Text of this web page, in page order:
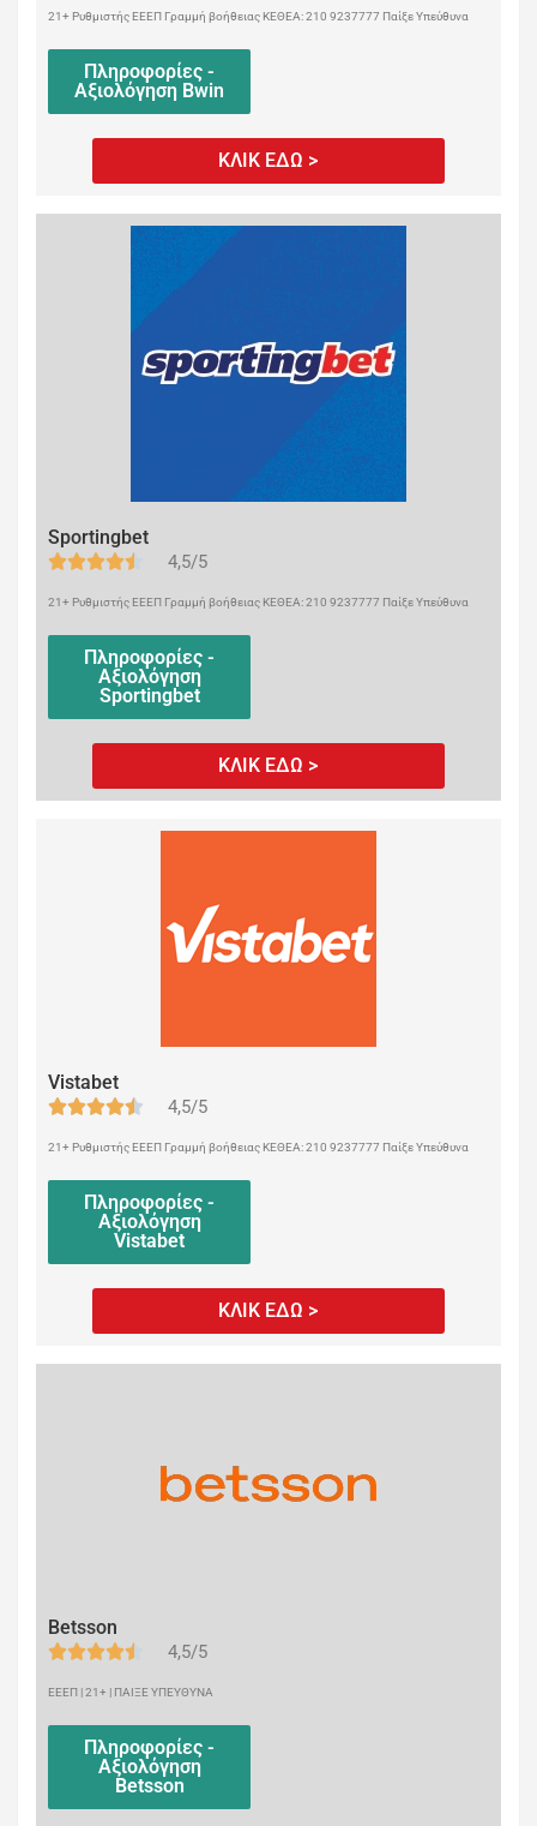
21+ Ρυθμιστής ΕΕΕΠ Γραμμή βοήθειας ΚΕΘΕΑ: 210 9237777 Παίξε Υπεύθυνα
Πληροφορίες -
Αξιολόγηση Bwin
ΚΛΙΚ ΕΔΩ >
Sportingbet
4,5/5
21+ Ρυθμιστής ΕΕΕΠ Γραμμή βοήθειας ΚΕΘΕΑ: 210 9237777 Παίξε Υπεύθυνα
Πληροφορίες -
Αξιολόγηση
Sportingbet
ΚΛΙΚ ΕΔΩ >
Vistabet
4,5/5
21+ Ρυθμιστής ΕΕΕΠ Γραμμή βοήθειας ΚΕΘΕΑ: 210 9237777 Παίξε Υπεύθυνα
Πληροφορίες -
Αξιολόγηση
Vistabet
ΚΛΙΚ ΕΔΩ >
Betsson
4,5/5
ΕΕΕΠ | 21+ | ΠΑΙΞΕ ΥΠΕΥΘΥΝΑ
Πληροφορίες -
Αξιολόγηση
Betsson